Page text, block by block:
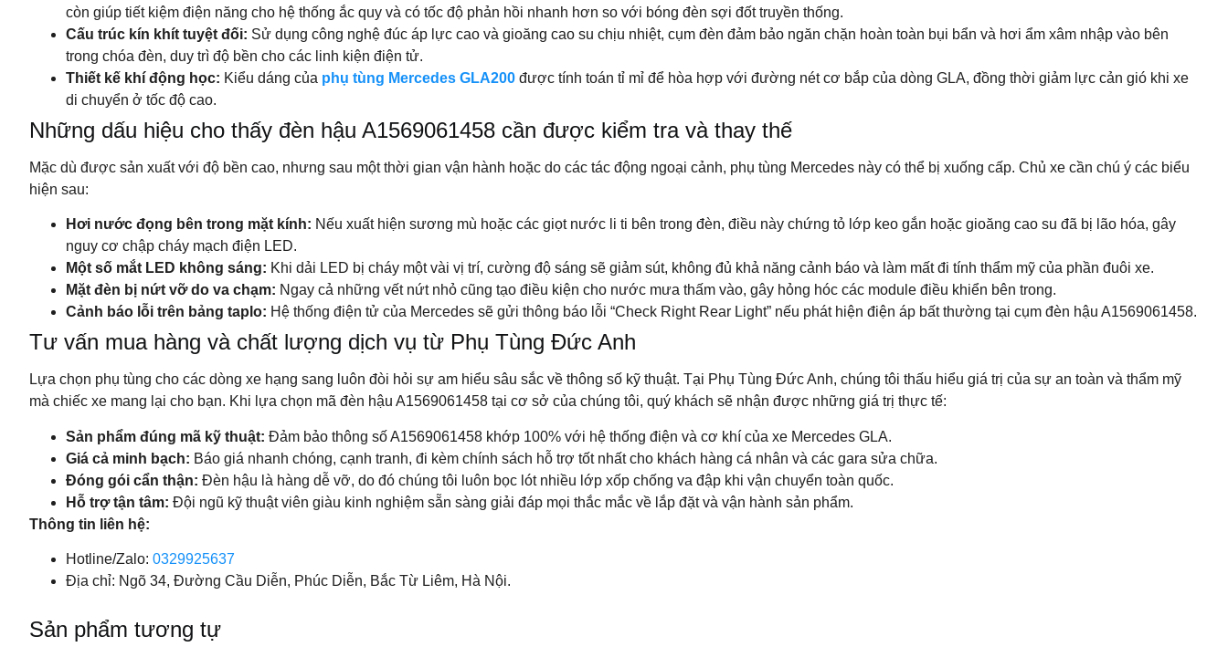
còn giúp tiết kiệm điện năng cho hệ thống ắc quy và có tốc độ phản hồi nhanh hơn so với bóng đèn sợi đốt truyền thống.
Cấu trúc kín khít tuyệt đối: Sử dụng công nghệ đúc áp lực cao và gioăng cao su chịu nhiệt, cụm đèn đảm bảo ngăn chặn hoàn toàn bụi bẩn và hơi ẩm xâm nhập vào bên
trong chóa đèn, duy trì độ bền cho các linh kiện điện tử.
Thiết kế khí động học: Kiểu dáng của phụ tùng Mercedes GLA200 được tính toán tỉ mỉ để hòa hợp với đường nét cơ bắp của dòng GLA, đồng thời giảm lực cản gió khi xe
di chuyển ở tốc độ cao.
Những dấu hiệu cho thấy đèn hậu A1569061458 cần được kiểm tra và thay thế
Mặc dù được sản xuất với độ bền cao, nhưng sau một thời gian vận hành hoặc do các tác động ngoại cảnh, phụ tùng Mercedes này có thể bị xuống cấp. Chủ xe cần chú ý các biểu
hiện sau:
Hơi nước đọng bên trong mặt kính: Nếu xuất hiện sương mù hoặc các giọt nước li ti bên trong đèn, điều này chứng tỏ lớp keo gắn hoặc gioăng cao su đã bị lão hóa, gây
nguy cơ chập cháy mạch điện LED.
Một số mắt LED không sáng: Khi dải LED bị cháy một vài vị trí, cường độ sáng sẽ giảm sút, không đủ khả năng cảnh báo và làm mất đi tính thẩm mỹ của phần đuôi xe.
Mặt đèn bị nứt vỡ do va chạm: Ngay cả những vết nứt nhỏ cũng tạo điều kiện cho nước mưa thấm vào, gây hỏng hóc các module điều khiển bên trong.
Cảnh báo lỗi trên bảng taplo: Hệ thống điện tử của Mercedes sẽ gửi thông báo lỗi “Check Right Rear Light” nếu phát hiện điện áp bất thường tại cụm đèn hậu A1569061458.
Tư vấn mua hàng và chất lượng dịch vụ từ Phụ Tùng Đức Anh
Lựa chọn phụ tùng cho các dòng xe hạng sang luôn đòi hỏi sự am hiểu sâu sắc về thông số kỹ thuật. Tại Phụ Tùng Đức Anh, chúng tôi thấu hiểu giá trị của sự an toàn và thẩm mỹ
mà chiếc xe mang lại cho bạn. Khi lựa chọn mã đèn hậu A1569061458 tại cơ sở của chúng tôi, quý khách sẽ nhận được những giá trị thực tế:
Sản phẩm đúng mã kỹ thuật: Đảm bảo thông số A1569061458 khớp 100% với hệ thống điện và cơ khí của xe Mercedes GLA.
Giá cả minh bạch: Báo giá nhanh chóng, cạnh tranh, đi kèm chính sách hỗ trợ tốt nhất cho khách hàng cá nhân và các gara sửa chữa.
Đóng gói cẩn thận: Đèn hậu là hàng dễ vỡ, do đó chúng tôi luôn bọc lót nhiều lớp xốp chống va đập khi vận chuyển toàn quốc.
Hỗ trợ tận tâm: Đội ngũ kỹ thuật viên giàu kinh nghiệm sẵn sàng giải đáp mọi thắc mắc về lắp đặt và vận hành sản phẩm.
Thông tin liên hệ:
Hotline/Zalo: 0329925637
Địa chỉ: Ngõ 34, Đường Cầu Diễn, Phúc Diễn, Bắc Từ Liêm, Hà Nội.
Sản phẩm tương tự